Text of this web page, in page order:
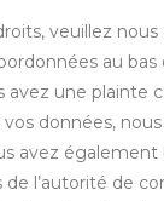
veuillez
au
avez une plainte
données,
avez
l’autorité de